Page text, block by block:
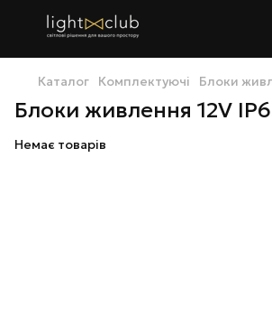
Каталог Комплектуючі Блоки
Блоки живлення 12V
Немає товарів